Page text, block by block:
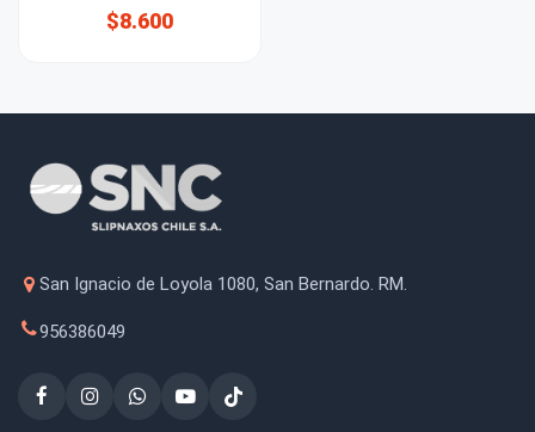
$8.600
San Ignacio de Loyola 1080, San Bernardo. RM.
956386049